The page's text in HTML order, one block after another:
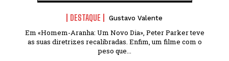
DESTAQUE Gustavo Valente
Em «Homem-Aranha: Um Novo Dia», Peter Parker teve
as suas diretrizes recalibradas. Enfim, um filme com o
peso que...